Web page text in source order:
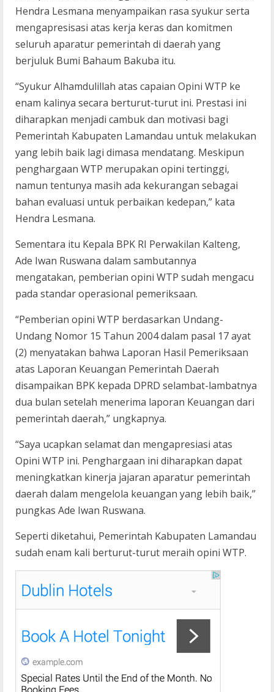
Hendra Lesmana menyampaikan rasa syukur serta
mengapresisasi atas kerja keras dan komitmen
seluruh aparatur pemerintah di daerah yang
berjuluk Bumi Bahaum Bakuba itu.
“Syukur Alhamdulillah atas capaian Opini WTP ke
enam kalinya secara berturut-turut ini. Prestasi ini
diharapkan menjadi cambuk dan motivasi bagi
Pemerintah Kabupaten Lamandau untuk melakukan
yang lebih baik lagi dimasa mendatang. Meskipun
penghargaan WTP merupakan opini tertinggi,
namun tentunya masih ada kekurangan sebagai
bahan evaluasi untuk perbaikan kedepan,” kata
Hendra Lesmana.
Sementara itu Kepala BPK RI Perwakilan Kalteng,
Ade Iwan Ruswana dalam sambutannya
mengatakan, pemberian opini WTP sudah mengacu
pada standar operasional pemeriksaan.
“Pemberian opini WTP berdasarkan Undang-
Undang Nomor 15 Tahun 2004 dalam pasal 17 ayat
(2) menyatakan bahwa Laporan Hasil Pemeriksaan
atas Laporan Keuangan Pemerintah Daerah
disampaikan BPK kepada DPRD selambat-lambatnya
dua bulan setelah menerima laporan Keuangan dari
pemerintah daerah,” ungkapnya.
“Saya ucapkan selamat dan mengapresiasi atas
Opini WTP ini. Penghargaan ini diharapkan dapat
meningkatkan kinerja jajaran aparatur pemerintah
daerah dalam mengelola keuangan yang lebih baik,”
pungkas Ade Iwan Ruswana.
Seperti diketahui, Pemerintah Kabupaten Lamandau
sudah enam kali berturut-turut meraih opini WTP.